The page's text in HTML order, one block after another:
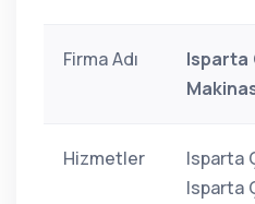
Firma Adı
Isparta
Hizmetler
Isparta
Isparta